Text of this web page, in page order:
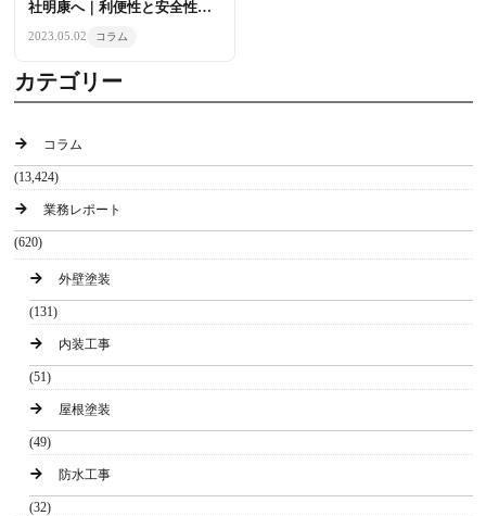
社明康へ｜利便性と安全性を
2023.05.02 コラム
カテゴリー
コラム
(13,424)
業務レポート
(620)
外壁塗装
(131)
内装工事
(51)
屋根塗装
(49)
防水工事
(32)